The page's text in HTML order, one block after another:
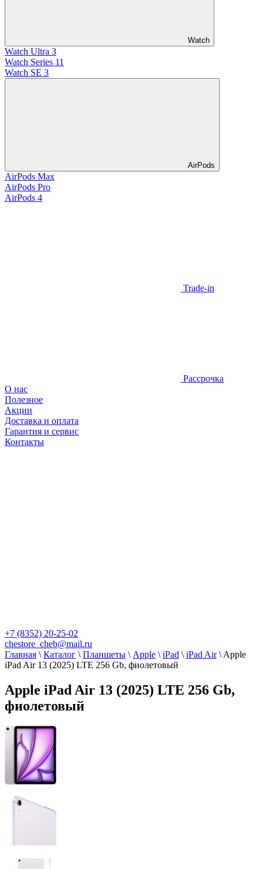
Watch
Watch Ultra 3
Watch Series 11
Watch SE 3
AirPods
AirPods Max
AirPods Pro
AirPods 4
Trade-in
Рассрочка
О нас
Полезное
Акции
Доставка и оплата
Гарантия и сервис
Контакты
+7 (8352) 20-25-02
chestore_cheb@mail.ru
Главная \ Каталог \ Планшеты \ Apple \ iPad \ iPad Air\ Apple
iPad Air 13 (2025) LTE 256 Gb, фиолетовый
Apple iPad Air 13 (2025) LTE 256 Gb,
фиолетовый